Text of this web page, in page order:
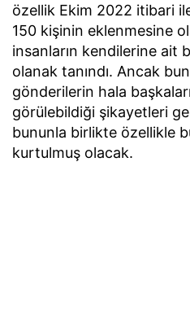
özellik Ekim 2022 itibari
150 kişinin eklenmesine
insanların kendilerine ait
olanak tanındı. Ancak
gönderilerin hala
görülebildiği şikayetleri
bununla birlikte özellikle
kurtulmuş olacak.